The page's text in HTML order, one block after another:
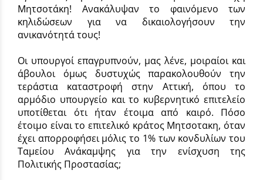
Μητσοτάκη! Ανακάλυψαν το φαινόμενο των
κηλιδώσεων για να δικαιολογήσουν την
ανικανότητά τους!
Οι υπουργοί επαγρυπνούν, μας λένε, μοιραίοι και
άβουλοι όμως δυστυχώς παρακολουθούν την
τεράστια καταστροφή στην Αττική, όπου το
αρμόδιο υπουργείο και το κυβερνητικό επιτελείο
υποτίθεται ότι ήταν έτοιμα από καιρό. Πόσο
έτοιμο είναι το επιτελικό κράτος Μητσοτακη, όταν
έχει απορροφήσει μόλις το 1% των κονδυλίων του
Ταμείου Ανάκαμψης για την ενίσχυση της
Πολιτικής Προστασίας;